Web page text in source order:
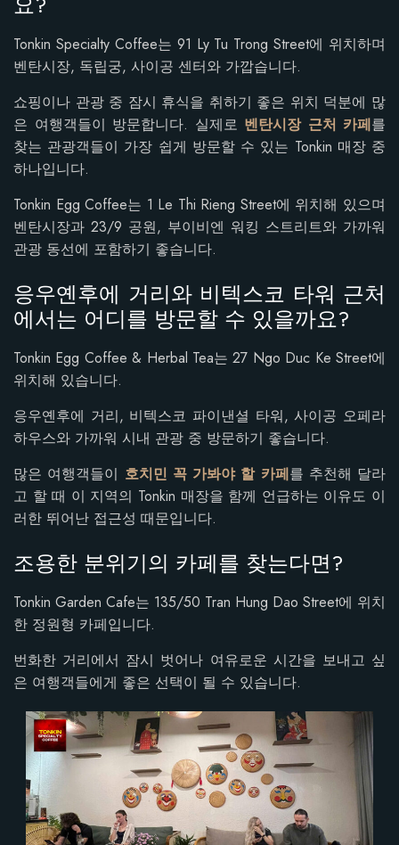
Tonkin Specialty Coffee는 91 Ly Tu Trong Street에 위치하며
벤탄시장, 독립궁, 사이공 센터와 가깝습니다.
쇼핑이나 관광 중 잠시 휴식을 취하기 좋은 위치 덕분에 많
은 여행객들이 방문합니다. 실제로 벤탄시장 근처 카페를
찾는 관광객들이 가장 쉽게 방문할 수 있는 Tonkin 매장 중
하나입니다.
Tonkin Egg Coffee는 1 Le Thi Rieng Street에 위치해 있으며
벤탄시장과 23/9 공원, 부이비엔 워킹 스트리트와 가까워
관광 동선에 포함하기 좋습니다.
응우옌후에 거리와 비텍스코 타워 근처
에서는 어디를 방문할 수 있을까요?
Tonkin Egg Coffee & Herbal Tea는 27 Ngo Duc Ke Street에
위치해 있습니다.
응우옌후에 거리, 비텍스코 파이낸셜 타워, 사이공 오페라
하우스와 가까워 시내 관광 중 방문하기 좋습니다.
많은 여행객들이 호치민 꼭 가봐야 할 카페를 추천해 달라
고 할 때 이 지역의 Tonkin 매장을 함께 언급하는 이유도 이
러한 뛰어난 접근성 때문입니다.
조용한 분위기의 카페를 찾는다면?
Tonkin Garden Cafe는 135/50 Tran Hung Dao Street에 위치
한 정원형 카페입니다.
번화한 거리에서 잠시 벗어나 여유로운 시간을 보내고 싶
은 여행객들에게 좋은 선택이 될 수 있습니다.